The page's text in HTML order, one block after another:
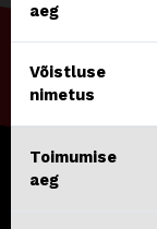
aeg
Võistluse
nimetus
Toimumise
aeg